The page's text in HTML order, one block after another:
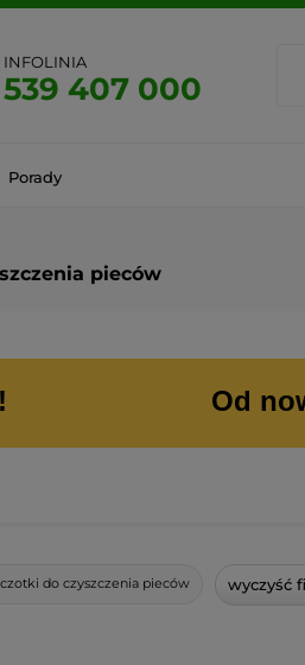
INFOLINIA
539 407 000
Porady
pieców
Od
do czyszczenia pieców wyczyść